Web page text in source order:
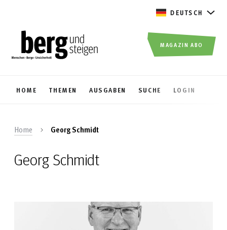
DEUTSCH
HOME THEMEN AUSGABEN SUCHE LOGIN
MAGAZIN ABO
Home Georg Schmidt
Georg Schmidt